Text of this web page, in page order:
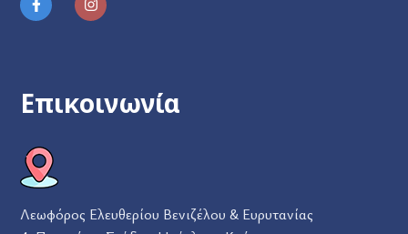
Επικοινωνία
Λεωφόρος Ελευθερίου Βενιζέλου & Ευρυτανίας